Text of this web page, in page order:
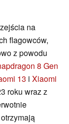
na
flagowców,
z powodu
8 Gen
13 i Xiaomi
roku wraz z